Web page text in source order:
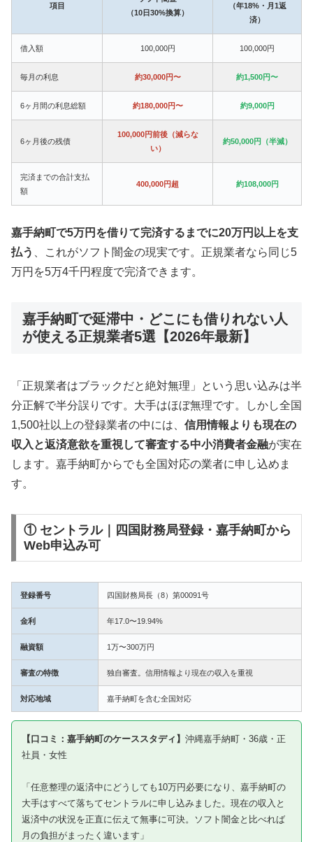
項目
（10日30%換算）
（年18%・月1返
済）
借入額 100,000円 100,000円
毎月の利息 約30,000円〜 約1,500円〜
6ヶ月間の利息総額 約180,000円〜 約9,000円
6ヶ月後の残債
100,000円前後（減らな
い）
約50,000円（半減）
完済までの合計支払
額
400,000円超 約108,000円
嘉手納町で5万円を借りて完済するまでに20万円以上を支
払う
、これがソフト闇金の現実です。正規業者なら同じ5
万円を5万4千円程度で完済できます。
嘉手納町で延滞中・どこにも借りれない人
が使える正規業者5選【2026年最新】
「正規業者はブラックだと絶対無理」という思い込みは半
分正解で半分誤りです。大手はほぼ無理です。しかし全国
1,500社以上の登録業者の中には、 信用情報よりも現在の
収入と返済意欲を重視して審査する中小消費者金融が実在
します。嘉手納町からでも全国対応の業者に申し込めま
す。
① セントラル｜四国財務局登録・嘉手納町から
Web申込み可
登録番号 四国財務局長（8）第00091号
金利 年17.0〜19.94%
融資額 1万〜300万円
審査の特徴 独自審査。信用情報より現在の収入を重視
対応地域 嘉手納町を含む全国対応
【口コミ：嘉手納町のケーススタディ】 沖縄嘉手納町・36歳・正
社員・女性
「任意整理の返済中にどうしても10万円必要になり、嘉手納町の
大手はすべて落ちてセントラルに申し込みました。現在の収入と
返済中の状況を正直に伝えて無事に可決。ソフト闇金と比べれば
月の負担がまったく違います」